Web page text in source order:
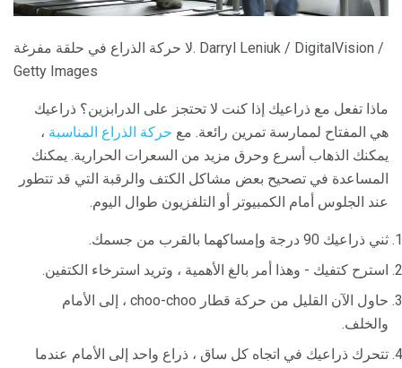
لا حركة الذراع في حلقة مفرغة. Darryl Leniuk / DigitalVision /
Getty Images
ماذا تفعل مع ذراعيك إذا كنت لا تحتجز على الدرابزين؟ ذراعيك
هي المفتاح لممارسة تمرين رائعة. مع حركة الذراع المناسبة ،
يمكنك الذهاب أسرع وحرق مزيد من السعرات الحرارية. يمكنك
المساعدة في تصحيح بعض مشاكل الكتف والرقبة التي قد تتطور
عند الجلوس أمام الكمبيوتر أو التلفزيون طوال اليوم.
ثني ذراعيك 90 درجة وإمساكهما بالقرب من جسمك.
استرح كتفيك - وهذا أمر بالغ الأهمية ، وتريد استرخاء الكتفين.
حاول الآن القليل من حركة قطار choo-choo ، إلى الأمام
والخلف.
تتحرك ذراعيك في اتجاه كل ساق ، ذراع واحد إلى الأمام عندما